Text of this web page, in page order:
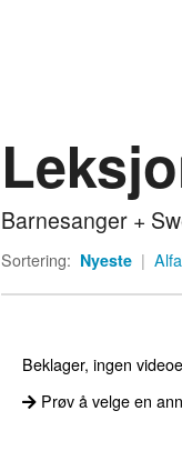
Barnesanger +
Sortering: Nyeste |
Beklager, ingen
Prøv å velge en